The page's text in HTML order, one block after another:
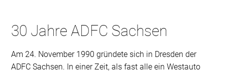
30 Jahre ADFC Sachsen
Am 24. November 1990 gründete sich in Dresden der
ADFC Sachsen. In einer Zeit, als fast alle ein Westauto